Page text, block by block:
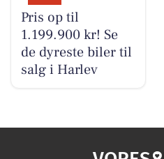
Pris op til
1.199.900 kr! Se
de dyreste biler til
salg i Harlev